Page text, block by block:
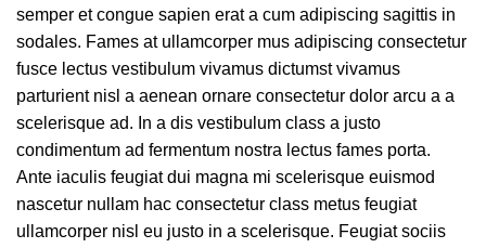
semper et congue sapien erat a cum adipiscing sagittis in
sodales. Fames at ullamcorper mus adipiscing consectetur
fusce lectus vestibulum vivamus dictumst vivamus
parturient nisl a aenean ornare consectetur dolor arcu a a
scelerisque ad. In a dis vestibulum class a justo
condimentum ad fermentum nostra lectus fames porta.
Ante iaculis feugiat dui magna mi scelerisque euismod
nascetur nullam hac consectetur class metus feugiat
ullamcorper nisl eu justo in a scelerisque. Feugiat sociis